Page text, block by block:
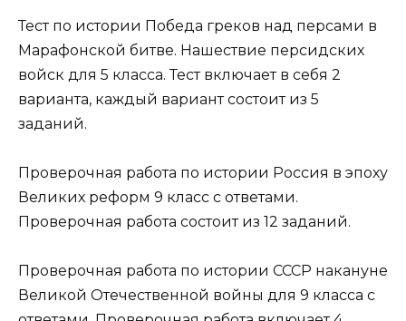
Тест по истории Победа греков над персами в
Марафонской битве. Нашествие персидских
войск для 5 класса. Тест включает в себя 2
варианта, каждый вариант состоит из 5
заданий.
Проверочная работа по истории Россия в эпоху
Великих реформ 9 класс с ответами.
Проверочная работа состоит из 12 заданий.
Проверочная работа по истории СССР накануне
Великой Отечественной войны для 9 класса с